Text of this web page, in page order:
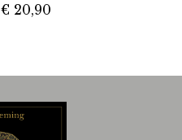
€ 20,90